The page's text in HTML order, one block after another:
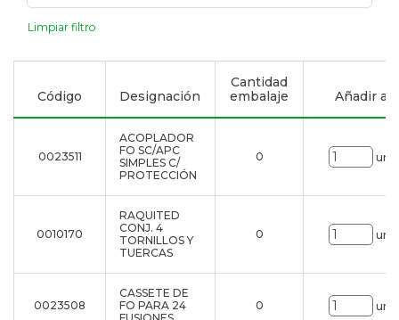
Limpiar filtro
Código Designación
Cantidad
embalaje
Añadir a
0023511
ACOPLADOR
FO SC/APC
SIMPLES C/
PROTECCIÓN
0 uni.
0010170
RAQUITED
CONJ. 4
TORNILLOS Y
TUERCAS
0 uni.
0023508
CASSETE DE
FO PARA 24
0 uni.